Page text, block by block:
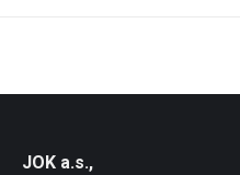
JOK a.s.,